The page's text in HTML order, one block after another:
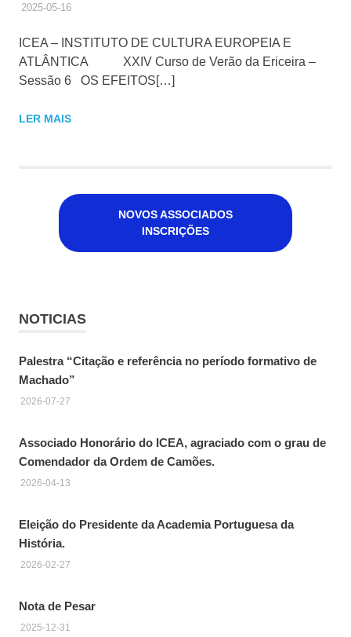
2025-05-16ADMINISTRADOR
HISTÓRICO DE ACTIVIDADES
ICEA – INSTITUTO DE CULTURA EUROPEIA E
ATLÂNTICA XXIV Curso de Verão da Ericeira –
Sessão 6 OS EFEITOS[…]
LER MAIS
NOVOS ASSOCIADOS
INSCRIÇÕES
NOTICIAS
Palestra “Citação e referência no período formativo de
Machado”
2026-07-27
Associado Honorário do ICEA, agraciado com o grau de
Comendador da Ordem de Camões.
2026-04-13
Eleição do Presidente da Academia Portuguesa da
História.
2026-02-27
Nota de Pesar
2025-12-31